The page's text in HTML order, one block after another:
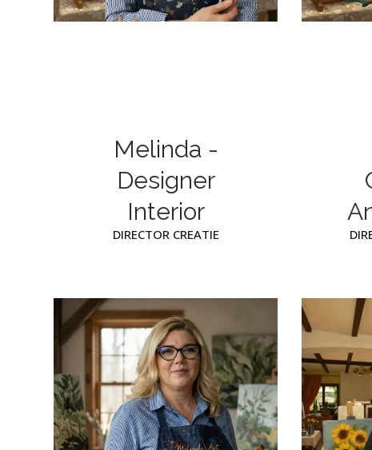
Melinda -
Designer
Interior
DIRECTOR CREATIE